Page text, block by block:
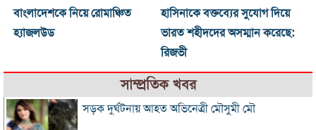
বাংলাদেশকে নিয়ে রোমাঞ্চিত
হ্যাজলউড
হাসিনাকে বক্তব্যের সুযোগ দিয়ে
ভারত শহীদদের অসম্মান করেছে:
রিজভী
সাম্প্রতিক খবর
সড়ক দুর্ঘটনায় আহত অভিনেত্রী মৌসুমী মৌ